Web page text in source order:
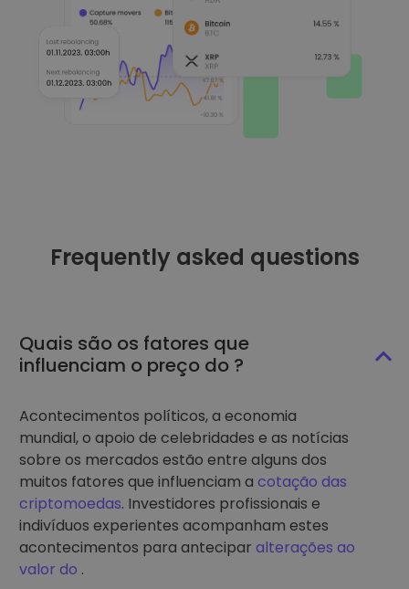
Frequently asked questions
Quais são os fatores que
influenciam o preço do ?
Acontecimentos políticos, a economia
mundial, o apoio de celebridades e as notícias
sobre os mercados estão entre alguns dos
muitos fatores que influenciam a cotação das
criptomoedas. Investidores profissionais e
indivíduos experientes acompanham estes
acontecimentos para antecipar alterações ao
valor do .